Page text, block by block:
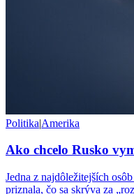
Politika|Amerika
Ako chcelo Rusko
Jedna z najdôležitejších
priznala, čo sa skrýva za